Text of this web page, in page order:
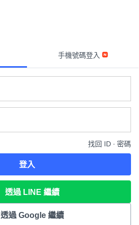
手機號碼登入
找回 ID ∙ 密碼
登入
透過 LINE 繼續
透過 Google 繼續